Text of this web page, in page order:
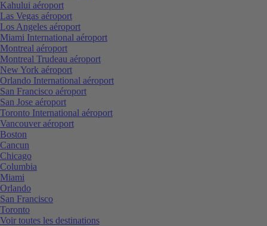
Kahului aéroport
Las Vegas aéroport
Los Angeles aéroport
Miami International aéroport
Montreal aéroport
Montreal Trudeau aéroport
New York aéroport
Orlando International aéroport
San Francisco aéroport
San Jose aéroport
Toronto International aéroport
Vancouver aéroport
Boston
Cancun
Chicago
Columbia
Miami
Orlando
San Francisco
Toronto
Voir toutes les destinations